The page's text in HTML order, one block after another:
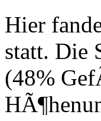
Hier
statt. Die
(48%